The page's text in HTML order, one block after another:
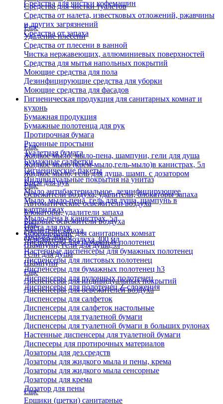
Средства для чистки кофемашин
Средства для чистки туалетов
Средства от налета, известковых отложений, ржавчины
и других загрязнений
Средства от запаха
Еще
Удаление плесени
Средства от плесени в ванной
Чистка нержавеющих, аллюминиевых поверхностей
Средства для мытья напольных покрытий
Моющие средства для пола
Дезинфицирующие средства для уборки
Моющие средства для фасадов
Гигиеническая продукция для санитарных комнат и
кухонь
Бумажная продукция
Бумажные полотенца для рук
Протирочная бумага
Рулонные простыни
Туалетная бумага
Бумажные салфетки
Гигиенические пакеты
Индивидуальные покрытия на унитаз
Еще
Жидкое мыло, мыло-пена, шампуни, гели для душа
Жидкое мыло (крем-мыло,гель-мыло)в канистрах, 5л
Жидкое мыло, гель для душа, шамп. с дозатором
Крем для рук
Мыло антибактериальное, дезинфицирующее
Мыло, мыло-пена, гель для душа, шампунь в
картриджах
Мыло-пена в канистрах, 5л
Паста для рук
Твердое мыло
Шампуни, гели для душа,5л
Гели для душа
Шампуни
Еще
Освежители воздуха, удалители, блокаторы запаха
Автоматические освежители воздуха
Блокаторы, удалители запаха
Бытовые освежители воздуха
Удалители запаха
Освежители воздуха 300 мл
Еще
Оборудование для санитарных комнат
Диспенсеры для бумажных полотенец
Настенные диспенсеры для бумажных полотенец
Диспенсеры для листовых полотенец
Диспенсеры для бумажных полотенец h3
Диспенсеры для рулонных полотенец
Диспенсеры для полотенец Z-сложения
Еще
Диспенсеры для индивидуальных покрытий
Диспенсеры для освежителей воздуха
Диспенсеры для салфеток
Диспенсеры для салфеток настольные
Диспенсеры для туалетной бумаги
Диспенсеры для туалетной бумаги в больших рулонах
Настенные диспенсеры для туалетной бумаги
Диспесеры для протирочных материалов
Дозаторы для дез.средств
Дозаторы для жидкого мыла и пены, крема
Дозаторы для жидкого мыла сенсорные
Дозаторы для крема
Дозатор для пены
Еще
Ершики (щетки) санитарные